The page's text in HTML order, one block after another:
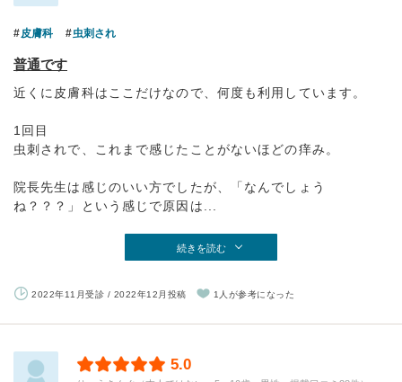
皮膚科 虫刺され
普通です
近くに皮膚科はここだけなので、何度も利用しています。
1回目
虫刺されで、これまで感じたことがないほどの痒み。
院長先生は感じのいい方でしたが、「なんでしょう
ね？？？」という感じで原因は...
続きを読む
2022年11月受診 / 2022年12月投稿 1人が参考になった
5.0